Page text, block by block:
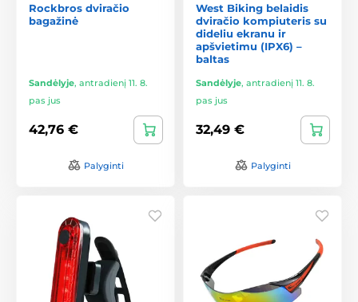
Rockbros dviračio
bagažinė
Sandėlyje, antradienį 11. 8.
pas jus
42,76 €
Palyginti
West Biking belaidis
dviračio kompiuteris su
dideliu ekranu ir
apšvietimu (IPX6) –
baltas
Sandėlyje, antradienį 11. 8.
pas jus
32,49 €
Palyginti